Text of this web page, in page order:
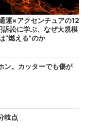
運×アクセンチュアの12
訴訟に学ぶ、なぜ大規模
“燃える”のか
ン。カッターでも傷が
岐点